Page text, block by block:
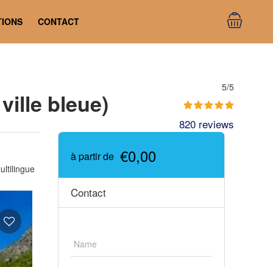
CONTACT
bleue)
5/5
820 reviews
à partir de €0,00
Contact